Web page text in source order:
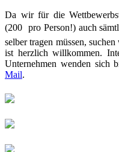
­Da wir für die
(200  pro Person!) auch
selber tragen müssen,
ist herzlich willkommen.
Unternehmen wenden sich
Mail­.­